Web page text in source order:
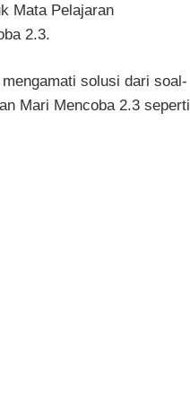
Mata Pelajaran
2.3.
solusi dari soal-
Mari Mencoba 2.3 seperti